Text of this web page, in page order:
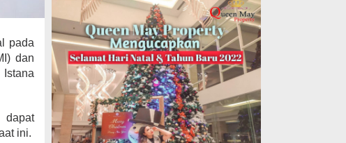
pada
dan
dapat
ini.